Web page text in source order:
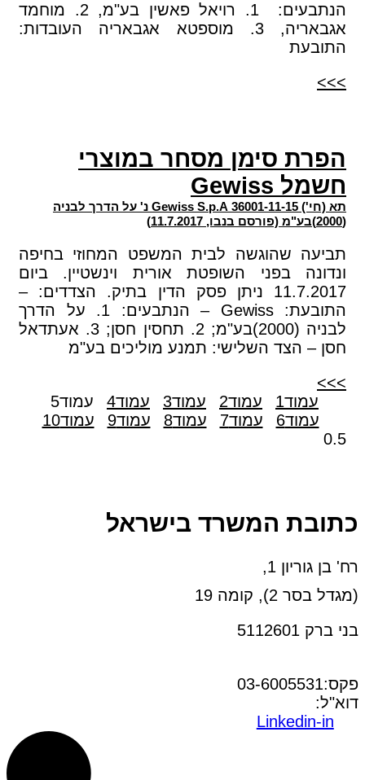
הנתבעים: 1. רויאל פאשין בע"מ, 2. מוחמד
אגבאריה, 3. מוספטא אגבאריה העובדות:
התובעת
>>>
הפרת סימן מסחר במוצרי
חשמל Gewiss
תא (חי') 36001-11-15 Gewiss S.p.A נ' על הדרך לבניה
(2000)בע"מ (פורסם בנבו, 11.7.2017)
תביעה שהוגשה לבית המשפט המחוזי בחיפה
ונדונה בפני השופטת אורית וינשטיין. ביום
11.7.2017 ניתן פסק הדין בתיק. הצדדים: –
התובעת: Gewiss – הנתבעים: 1. על הדרך
לבניה (2000)בע"מ; 2. תחסין חסן; 3. אעתדאל
חסן – הצד השלישי: תמנע מוליכים בע"מ
>>>
עמוד1 עמוד2 עמוד3 עמוד4 עמוד5
עמוד6 עמוד7 עמוד8 עמוד9 עמוד10
כתובת המשרד בישראל
רח' בן גוריון 1,
(מגדל בסר 2), קומה 19
בני ברק 5112601
פקס:03-6005531
דוא"ל:
Linkedin-in